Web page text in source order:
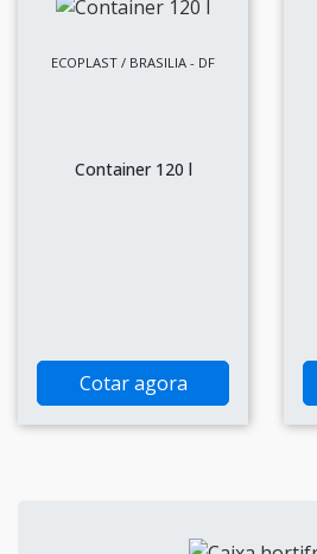
ECOPLAST / BRASILIA - DF
Container 120 l
Cotar agora